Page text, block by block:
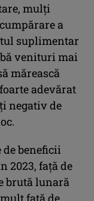
mulți
a
suplimentar
venituri mai
mărească
adevărat
negativ de
de beneficii
2023, față de
brută lunară
față de